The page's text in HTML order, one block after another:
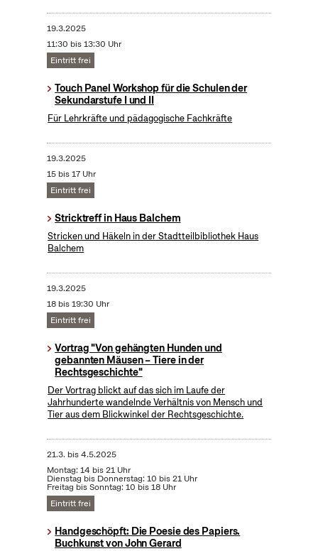
19.3.2025
11:30 bis 13:30 Uhr
Eintritt frei
Touch Panel Workshop für die Schulen der
Sekundarstufe I und II
Für Lehrkräfte und pädagogische Fachkräfte
19.3.2025
15 bis 17 Uhr
Eintritt frei
Stricktreff in Haus Balchem
Stricken und Häkeln in der Stadtteilbibliothek Haus
Balchem
19.3.2025
18 bis 19:30 Uhr
Eintritt frei
Vortrag "Von gehängten Hunden und
gebannten Mäusen – Tiere in der
Rechtsgeschichte"
Der Vortrag blickt auf das sich im Laufe der
Jahrhunderte wandelnde Verhältnis von Mensch und
Tier aus dem Blickwinkel der Rechtsgeschichte.
21.3. bis4.5.2025
Montag: 14 bis 21 Uhr
Dienstag bis Donnerstag: 10 bis 21 Uhr
Freitag bis Sonntag: 10 bis 18 Uhr
Eintritt frei
Handgeschöpft: Die Poesie des Papiers.
Buchkunst von John Gerard